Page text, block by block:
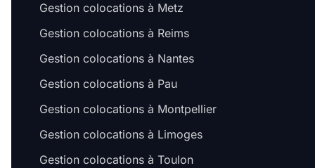
Gestion colocations à Metz
Gestion colocations à Reims
Gestion colocations à Nantes
Gestion colocations à Pau
Gestion colocations à Montpellier
Gestion colocations à Limoges
Gestion colocations à Toulon